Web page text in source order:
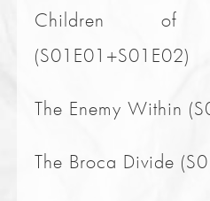
Children of
(S01E01+S01E02)
The Enemy Within
The Broca Divide